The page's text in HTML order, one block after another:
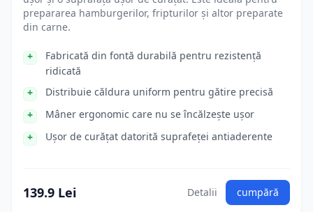
prepararea hamburgerilor, fripturilor și altor preparate
din carne.
Fabricată din fontă durabilă pentru rezistență
ridicată
Distribuie căldura uniform pentru gătire precisă
Mâner ergonomic care nu se încălzește ușor
Ușor de curățat datorită suprafeței antiaderente
139.9 Lei Detalii cumpără